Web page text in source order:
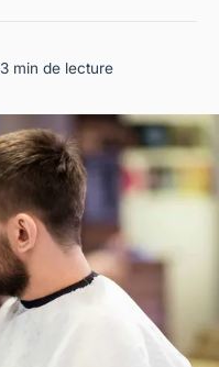
3 min de lecture